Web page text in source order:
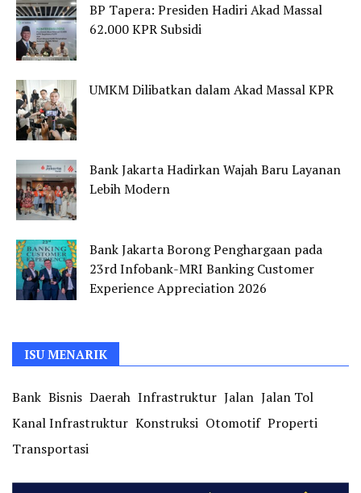
BP Tapera: Presiden Hadiri Akad Massal
62.000 KPR Subsidi
UMKM Dilibatkan dalam Akad Massal KPR
Bank Jakarta Hadirkan Wajah Baru Layanan
Lebih Modern
Bank Jakarta Borong Penghargaan pada
23rd Infobank-MRI Banking Customer
Experience Appreciation 2026
ISU MENARIK
Bank Bisnis Daerah Infrastruktur Jalan Jalan Tol
Kanal Infrastruktur Konstruksi Otomotif Properti
Transportasi